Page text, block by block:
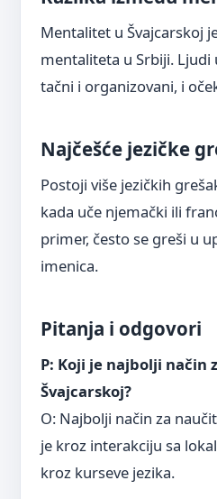
Mentalitet u Švajcarskoj
mentaliteta u Srbiji. Ljudi
tačni i organizovani, i
Najčešće jezičke
Postoji više jezičkih
kada uče njemački ili
primer, često se greši u
imenica.
Pitanja i odgovori
P: Koji je najbolji način
Švajcarskoj?
O: Najbolji način za
je kroz interakciju sa
kroz kurseve jezika.